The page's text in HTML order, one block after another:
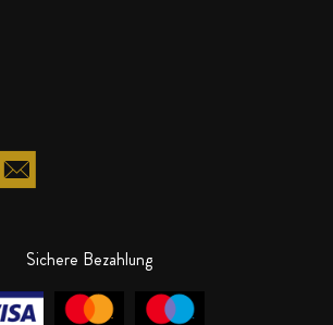
Sichere Bezahlung